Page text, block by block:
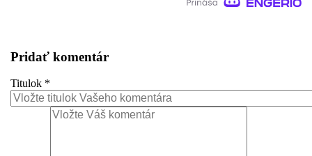
Pridať komentár
Titulok *